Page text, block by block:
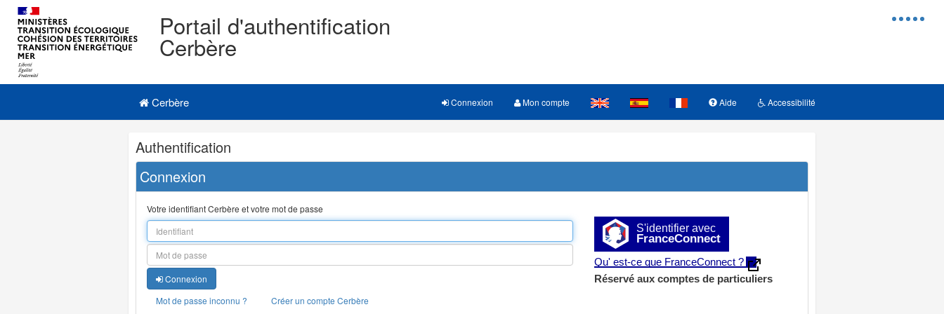
Menu
Portail d'authentification
Cerbère
Navigation
Menu principal
Cerbère Connexion Mon compte Aide Accessibilité
Navigation
et
outils
annexes
Authentification
Connexion
S'identifier avec
FranceConnect
Qu' est-ce que FranceConnect ?
Réservé aux comptes de particuliers
Votre identifiant Cerbère et votre mot de passe
Connexion
Mot de passe inconnu ?
Créer un compte Cerbère